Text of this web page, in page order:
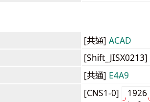
[共通] ACAD
[Shift_JISX0213]
[共通] E4A9
[CNS1-0] 1926